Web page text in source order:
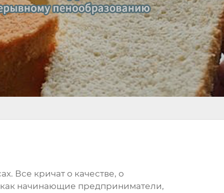
. Все кричат о качестве, о
как начинающие предприниматели,